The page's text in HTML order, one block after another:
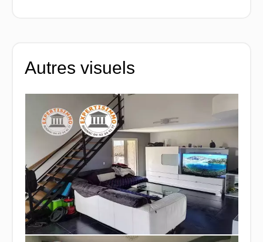
Autres visuels